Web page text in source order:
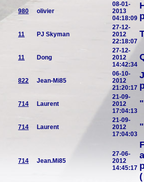
980 olivier
08-01-
2013
04:18:09
11 PJ Skyman
27-12-
2012
22:18:07
11 Dong
27-12-
2012
14:42:34
822 Jean-Mi85
06-10-
2012
21:20:17
714 Laurent
21-09-
2012
17:04:13
714 Laurent
21-09-
2012
17:04:03
714 Jean.Mi85
27-06-
2012
14:45:17
(